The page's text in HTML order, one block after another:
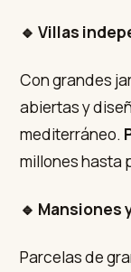
🔹 Villas
Con grandes
abiertas y
mediterráneo.
millones hasta
🔹 Mansiones
Parcelas de